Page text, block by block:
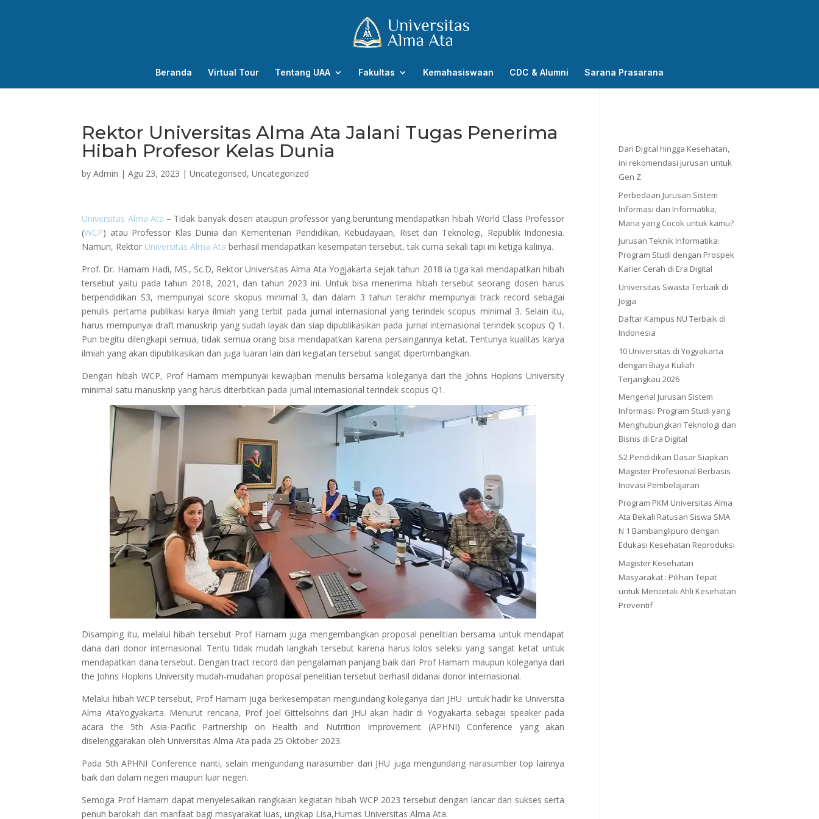
Beranda Virtual Tour Tentang UAA Fakultas Kemahasiswaan CDC & Alumni Sarana Prasarana
Rektor Universitas Alma Ata Jalani Tugas Penerima
Hibah Profesor Kelas Dunia
byAdmin |Agu 23, 2023 |Uncategorised,Uncategorized
Universitas Alma Ata – Tidak banyak dosen ataupun professor yang beruntung mendapatkan hibah World Class Professor
(WCP) atau Professor Klas Dunia dari Kementerian Pendidikan, Kebudayaan, Riset dan Teknologi, Republik Indonesia.
Namun, Rektor Universitas Alma Ata berhasil mendapatkan kesempatan tersebut, tak cuma sekali tapi ini ketiga kalinya.
Prof. Dr. Hamam Hadi, MS., Sc.D, Rektor Universitas Alma Ata Yogjakarta sejak tahun 2018 ia tiga kali mendapatkan hibah
tersebut yaitu pada tahun 2018, 2021, dan tahun 2023 ini. Untuk bisa menerima hibah tersebut seorang dosen harus
berpendidikan S3, mempunyai score skopus minimal 3, dan dalam 3 tahun terakhir mempunyai track record sebagai
penulis pertama publikasi karya ilmiah yang terbit pada jurnal internasional yang terindek scopus minimal 3. Selain itu,
harus mempunyai draft manuskrip yang sudah layak dan siap dipublikasikan pada jurnal internasional terindek scopus Q 1.
Pun begitu dilengkapi semua, tidak semua orang bisa mendapatkan karena persaingannya ketat. Tentunya kualitas karya
ilmiah yang akan dipublikasikan dan juga luaran lain dari kegiatan tersebut sangat dipertimbangkan.
Dengan hibah WCP, Prof Hamam mempunyai kewajiban menulis bersama koleganya dari the Johns Hopkins University
minimal satu manuskrip yang harus diterbitkan pada jurnal internasional terindek scopus Q1.
Disamping itu, melalui hibah tersebut Prof Hamam juga mengembangkan proposal penelitian bersama untuk mendapat
dana dari donor internasional. Tentu tidak mudah langkah tersebut karena harus lolos seleksi yang sangat ketat untuk
mendapatkan dana tersebut. Dengan tract record dan pengalaman panjang baik dari Prof Hamam maupun koleganya dari
the Johns Hopkins University mudah-mudahan proposal penelitian tersebut berhasil didanai donor internasional.
Melalui hibah WCP tersebut, Prof Hamam juga berkesempatan mengundang koleganya dari JHU untuk hadir ke Universita
Alma AtaYogyakarta. Menurut rencana, Prof Joel Gittelsohns dari JHU akan hadir di Yogyakarta sebagai speaker pada
acara the 5th Asia-Pacific Partnership on Health and Nutrition Improvement (APHNI) Conference yang akan
diselenggarakan oleh Universitas Alma Ata pada 25 Oktober 2023.
Pada 5th APHNI Conference nanti, selain mengundang narasumber dari JHU juga mengundang narasumber top lainnya
baik dari dalam negeri maupun luar negeri.
Semoga Prof Hamam dapat menyelesaikan rangkaian kegiatan hibah WCP 2023 tersebut dengan lancar dan sukses serta
penuh barokah dan manfaat bagi masyarakat luas, ungkap Lisa,Humas Universitas Alma Ata.
Dari Digital hingga Kesehatan,
ini rekomendasi jurusan untuk
Gen Z
Perbedaan Jurusan Sistem
Informasi dan Informatika,
Mana yang Cocok untuk kamu?
Jurusan Teknik Informatika:
Program Studi dengan Prospek
Karier Cerah di Era Digital
Universitas Swasta Terbaik di
Jogja
Daftar Kampus NU Terbaik di
Indonesia
10 Universitas di Yogyakarta
dengan Biaya Kuliah
Terjangkau 2026
Mengenal Jurusan Sistem
Informasi: Program Studi yang
Menghubungkan Teknologi dan
Bisnis di Era Digital
S2 Pendidikan Dasar Siapkan
Magister Profesional Berbasis
Inovasi Pembelajaran
Program PKM Universitas Alma
Ata Bekali Ratusan Siswa SMA
N 1 Bambanglipuro dengan
Edukasi Kesehatan Reproduksi
Magister Kesehatan
Masyarakat : Pilihan Tepat
untuk Mencetak Ahli Kesehatan
Preventif